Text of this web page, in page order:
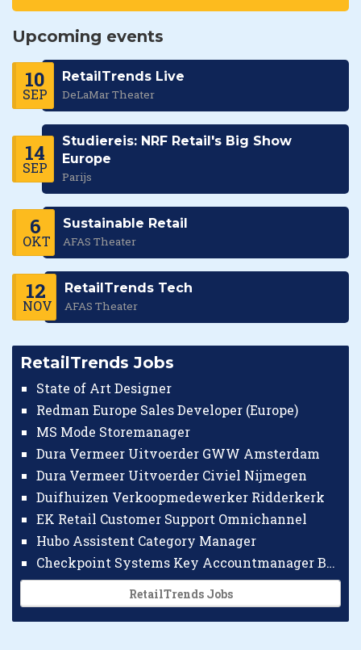
Upcoming events
10
SEP
RetailTrends Live
DeLaMar Theater
14
SEP
Studiereis: NRF Retail's Big Show
Europe
Parijs
6
OKT
Sustainable Retail
AFAS Theater
12
NOV
RetailTrends Tech
AFAS Theater
RetailTrends Jobs
State of Art Designer
Redman Europe Sales Developer (Europe)
MS Mode Storemanager
Dura Vermeer Uitvoerder GWW Amsterdam
Dura Vermeer Uitvoerder Civiel Nijmegen
Duifhuizen Verkoopmedewerker Ridderkerk
EK Retail Customer Support Omnichannel
Hubo Assistent Category Manager
Checkpoint Systems Key Accountmanager Benelux
RetailTrends Jobs